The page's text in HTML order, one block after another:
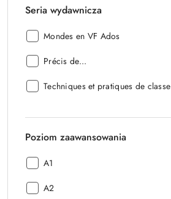
Seria wydawnicza
Seria
Mondes en VF Ados
Seria
Précis de...
Seria
Techniques et pratiques de classe
Poziom zaawansowania
Poziom
A1
Poziom
A2